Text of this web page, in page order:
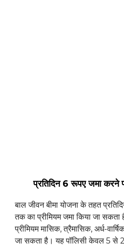
प्रतिदिन 6 रूपए जमा करने
बाल जीवन बीमा योजना के तहत
तक का प्रीमियम जमा किया जा
प्रीमियम मासिक, त्रैमासिक, अर्ध-
जा सकता है। यह पॉलिसी केवल 5 से